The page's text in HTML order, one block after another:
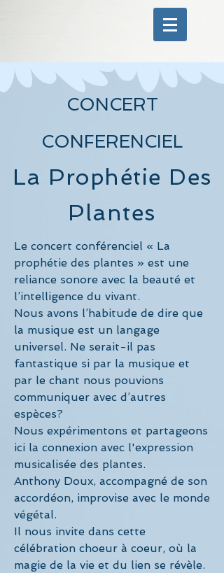
CONCERT
CONFERENCIEL
La Prophétie Des
Plantes
Le concert conférenciel « La
prophétie des plantes » est une
reliance sonore avec la beauté et
l’intelligence du vivant.
Nous avons l’habitude de dire que
la musique est un langage
universel. Ne serait-il pas
fantastique si par la musique et
par le chant nous pouvions
communiquer avec d’autres
espèces?
Nous expérimentons et partageons
ici la connexion avec l'expression
musicalisée des plantes.
Anthony Doux, accompagné de son
accordéon, improvise avec le monde
végétal.
Il nous invite dans cette
célébration choeur à coeur, où la
magie de la vie et du lien se révèle.